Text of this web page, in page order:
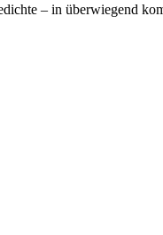
– in überwiegend